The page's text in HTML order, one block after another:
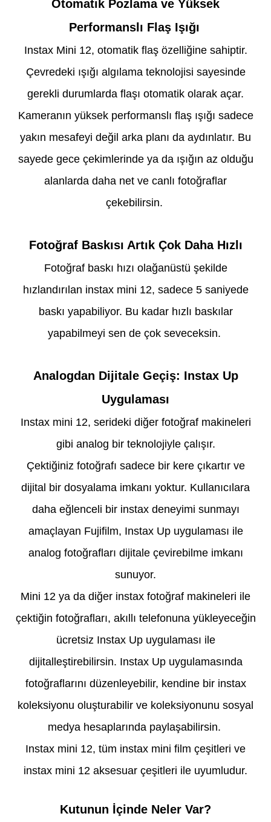
Otomatik Pozlama ve Yüksek
Performanslı Flaş Işığı
Instax Mini 12, otomatik flaş özelliğine sahiptir.
Çevredeki ışığı algılama teknolojisi sayesinde
gerekli durumlarda flaşı otomatik olarak açar.
Kameranın yüksek performanslı flaş ışığı sadece
yakın mesafeyi değil arka planı da aydınlatır. Bu
sayede gece çekimlerinde ya da ışığın az olduğu
alanlarda daha net ve canlı fotoğraflar
çekebilirsin.
Fotoğraf Baskısı Artık Çok Daha Hızlı
Fotoğraf baskı hızı olağanüstü şekilde
hızlandırılan instax mini 12, sadece 5 saniyede
baskı yapabiliyor. Bu kadar hızlı baskılar
yapabilmeyi sen de çok seveceksin.
Analogdan Dijitale Geçiş: Instax Up
Uygulaması
Instax mini 12, serideki diğer fotoğraf makineleri
gibi analog bir teknolojiyle çalışır.
Çektiğiniz fotoğrafı sadece bir kere çıkartır ve
dijital bir dosyalama imkanı yoktur. Kullanıcılara
daha eğlenceli bir instax deneyimi sunmayı
amaçlayan Fujifilm, Instax Up uygulaması ile
analog fotoğrafları dijitale çevirebilme imkanı
sunuyor.
Mini 12 ya da diğer instax fotoğraf makineleri ile
çektiğin fotoğrafları, akıllı telefonuna yükleyeceğin
ücretsiz Instax Up uygulaması ile
dijitalleştirebilirsin. Instax Up uygulamasında
fotoğraflarını düzenleyebilir, kendine bir instax
koleksiyonu oluşturabilir ve koleksiyonunu sosyal
medya hesaplarında paylaşabilirsin.
Instax mini 12, tüm instax mini film çeşitleri ve
instax mini 12 aksesuar çeşitleri ile uyumludur.
Kutunun İçinde Neler Var?